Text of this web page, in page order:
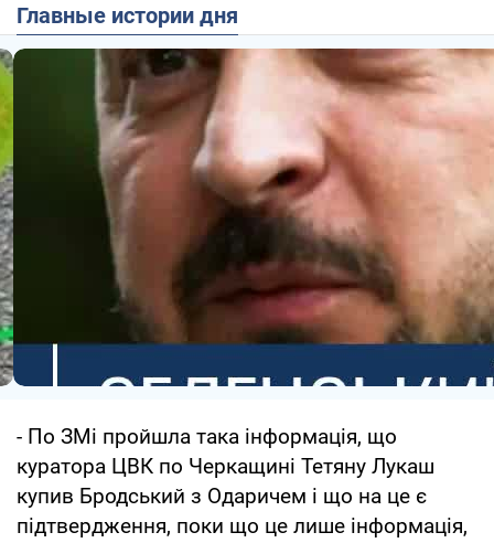
Главные истории дня
- По ЗМі пройшла така інформація, що
куратора ЦВК по Черкащині Тетяну Лукаш
купив Бродський з Одаричем і що на це є
підтвердження, поки що це лише інформація,